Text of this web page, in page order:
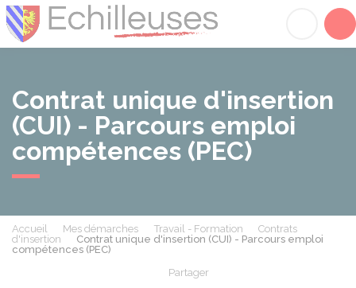
Contrat unique d'insertion
(CUI) - Parcours emploi
compétences (PEC)
Accueil Mes démarches Travail - Formation
Contrats
d'insertion
Contrat unique d'insertion (CUI) - Parcours emploi
compétences (PEC)
Partager